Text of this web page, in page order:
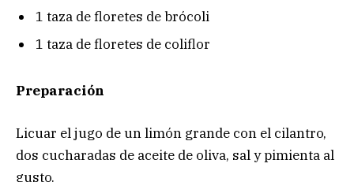
1 taza de floretes de brócoli
1 taza de floretes de coliflor
Preparación
Licuar el jugo de un limón grande con el cilantro,
dos cucharadas de aceite de oliva, sal y pimienta al
gusto.